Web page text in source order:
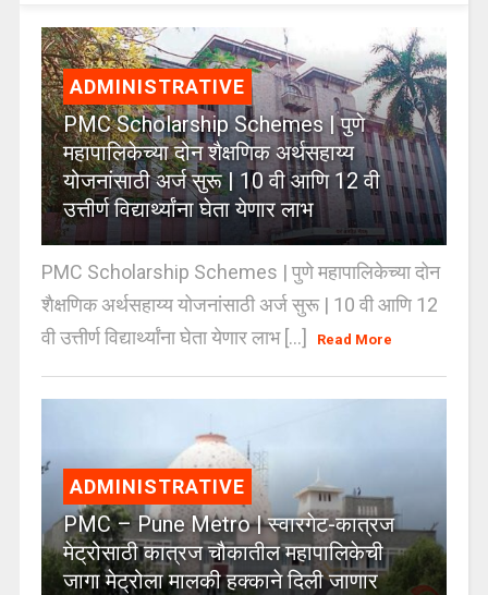
ADMINISTRATIVE
PMC Scholarship Schemes | पुणे
महापालिकेच्या दोन शैक्षणिक अर्थसहाय्य
योजनांसाठी अर्ज सुरू | 10 वी आणि 12 वी
उत्तीर्ण विद्यार्थ्यांना घेता येणार लाभ
PMC Scholarship Schemes | पुणे महापालिकेच्या दोन
शैक्षणिक अर्थसहाय्य योजनांसाठी अर्ज सुरू | 10 वी आणि 12
वी उत्तीर्ण विद्यार्थ्यांना घेता येणार लाभ [...]
Read More
ADMINISTRATIVE
PMC – Pune Metro | स्वारगेट-कात्रज
मेट्रोसाठी कात्रज चौकातील महापालिकेची
जागा मेट्रोला मालकी हक्काने दिली जाणार